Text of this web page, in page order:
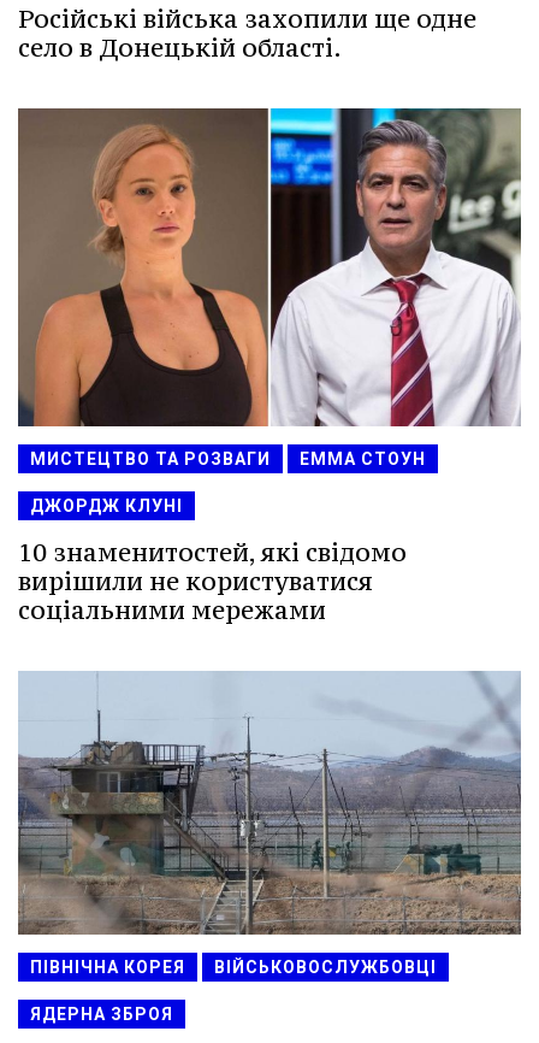
Російські війська захопили ще одне
село в Донецькій області.
МИСТЕЦТВО ТА РОЗВАГИ ЕММА СТОУН
ДЖОРДЖ КЛУНІ
10 знаменитостей, які свідомо
вирішили не користуватися
соціальними мережами
ПІВНІЧНА КОРЕЯ ВІЙСЬКОВОСЛУЖБОВЦІ
ЯДЕРНА ЗБРОЯ